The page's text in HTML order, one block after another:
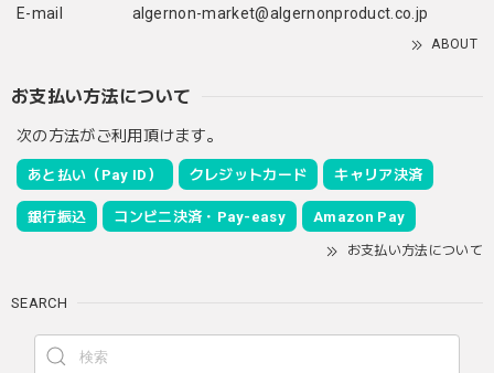
E-mail
algernon-market@algernonproduct.co.jp
ABOUT
お支払い方法について
次の方法がご利用頂けます。
あと払い（Pay ID） クレジットカード キャリア決済
銀行振込 コンビニ決済・Pay-easy Amazon Pay
お支払い方法について
SEARCH